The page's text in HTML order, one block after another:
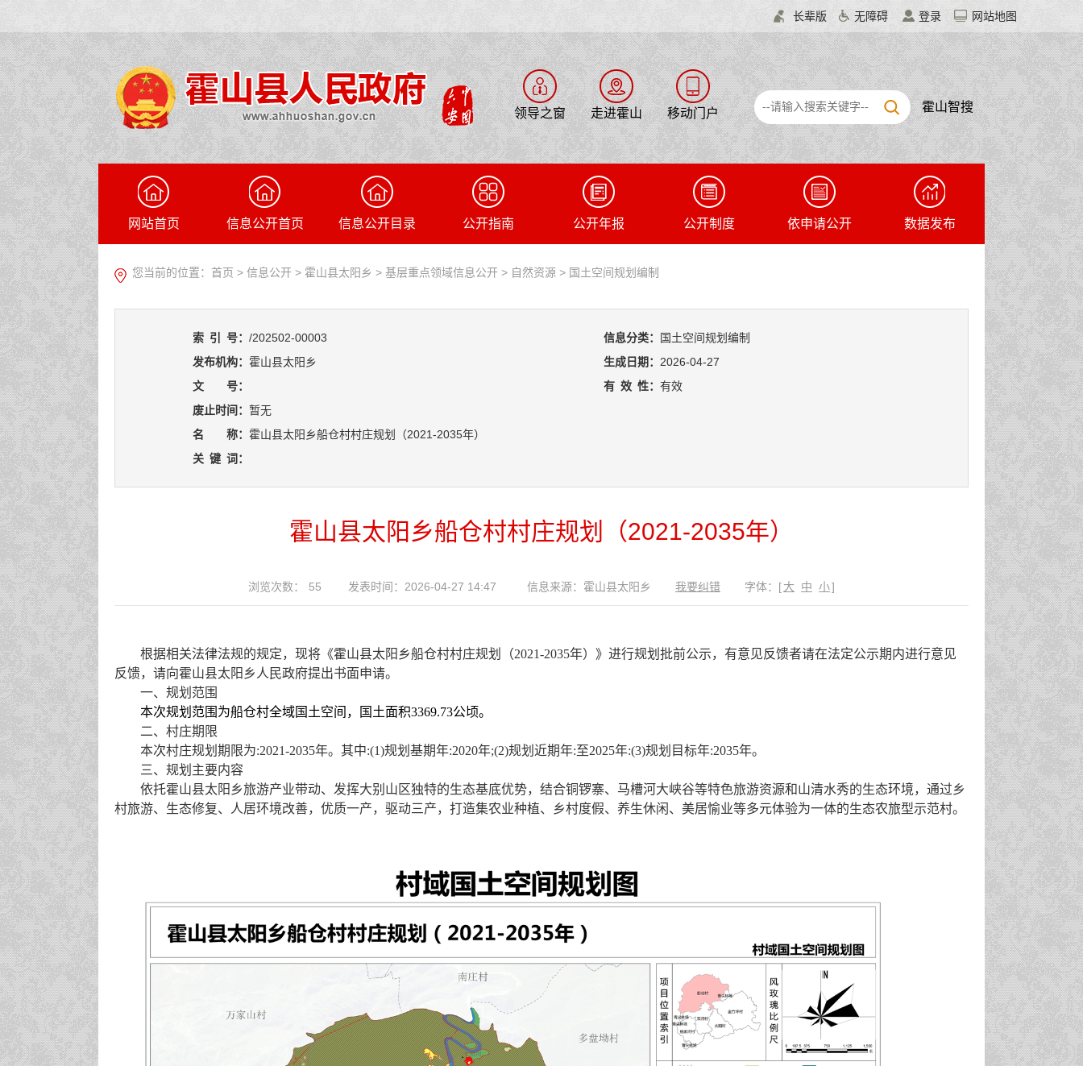
长辈版 无障碍 登录 网站地图
领导之窗 走进霍山 移动门户 霍山智搜
网站首页 信息公开首页 信息公开目录 公开指南 公开年报 公开制度 依申请公开 数据发布
您当前的位置： 首页 > 信息公开 > 霍山县太阳乡 > 基层重点领域信息公开 > 自然资源 > 国土空间规划编制
索 引 号： /202502-00003 信息分类：
国土空间规划编制
发布机构： 霍山县太阳乡 生成日期： 2026-04-27
文 号：
有 效 性： 有效
废止时间： 暂无
名 称： 霍山县太阳乡船仓村村庄规划（2021-2035年）
关 键 词：
霍山县太阳乡船仓村村庄规划（2021-2035年）
浏览次数： 55 发表时间：2026-04-27 14:47 信息来源：霍山县太阳乡 我要纠错 字体： [大 中 小]
根据相关法律法规的规定，现将《霍山县太阳 乡船仓村村庄规划 （2021-2035年）》进行规划批前公示，有意见反馈者请在法定公示期内进行意见
反馈，请向霍山县太阳乡 人民政府提出书面申请。
一、规划范围
本次规划范围为船仓村全域国土空间，国土面积3369.73公顷。
二、村庄期限
本次村庄规划期限为:2021-2035年。其中:(1)规划基期年:2020年;(2)规划近期年:至2025年:(3)规划目标年:2035年。
三、规划主要内容
依托霍山县太阳乡旅游产业带动、发挥大别山区独特的生态基底优势， 结合铜锣寨、马槽河大峡谷等特色旅游资源和山清水秀的生态环境， 通过乡
村旅游、生态修复、人居环境改善， 优质一产，驱动三产， 打造集农业种植、乡村度假、养生休闲、美居愉业等多元体验为一体的生态农旅型示范村。